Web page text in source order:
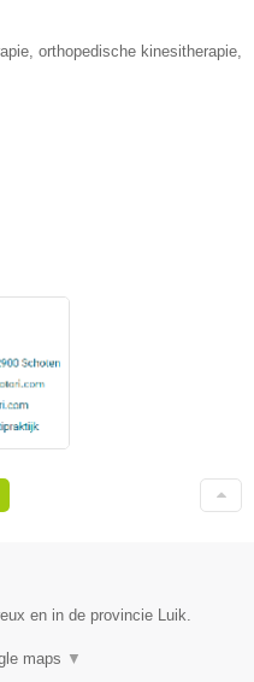
orthopedische kinesitherapie,
en in de provincie Luik.
maps ▼